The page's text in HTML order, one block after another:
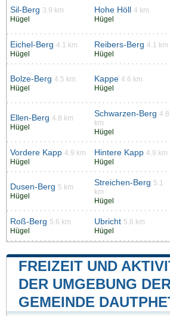
Sil-Berg 3.9 km
Hügel
Hohe Höll 4 km
Hügel
Eichel-Berg 4.1 km
Hügel
Reibers-Berg 4.1 km
Hügel
Bolze-Berg 4.5 km
Hügel
Kappe 4.6 km
Hügel
Ellen-Berg 4.8 km
Hügel
Schwarzen-Berg 4.8
km
Hügel
Vordere Kapp 4.9 km
Hügel
Hintere Kapp 4.9 km
Hügel
Dusen-Berg 5 km
Hügel
Streichen-Berg 5.1
km
Hügel
Roß-Berg 5.6 km
Hügel
Ubricht 5.6 km
Hügel
FREIZEIT UND
DER UMGEBUNG DER
GEMEINDE